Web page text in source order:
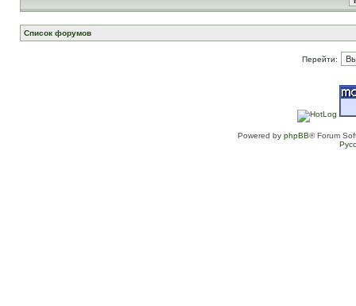
Список форумов
Перейти:
Powered by phpBB® Forum